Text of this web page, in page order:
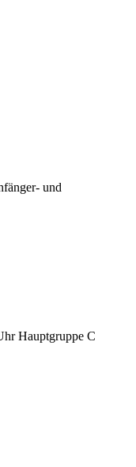
und
Hauptgruppe C